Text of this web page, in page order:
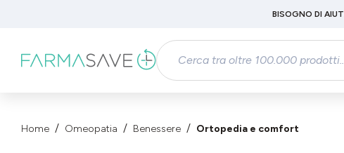
Passa alla navigazione principale
BISOGNO DI
Home Omeopatia Benessere Ortopedia e comfort